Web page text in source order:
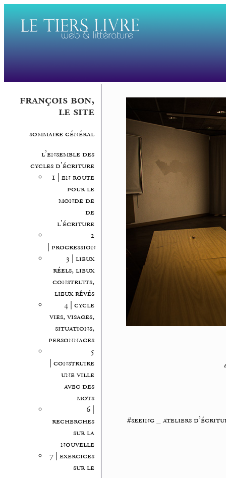
françois bon,
le site
sommaire général
l’ensemble des
cycles d’écriture
1 | en route
pour le
monde de
de
l’écriture
2
| progression
3 | lieux
réels, lieux
construits,
lieux rêvés
4 | cycle
vies, visages,
situations,
personnages
5
| construire
une ville
avec des
mots
6 |
recherches
sur la
nouvelle
7 | exercices
sur le
#seeing_ ateliers